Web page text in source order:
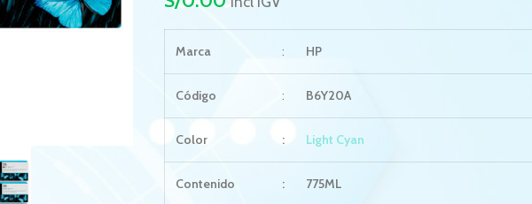
Marca : HP
Código : B6Y20A
Color : Light Cyan
Contenido : 775ML